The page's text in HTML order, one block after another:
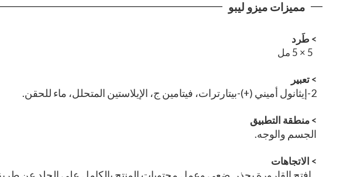
مميزات ميزو ليبو
> طَرد
5 × 5 مل
> تعبير
2-إيثانول أميني (+)-بيتارترات، فيتامين ج، الإيلاستين المتحلل، ماء للحقن.
> منطقة التطبيق
الجسم والوجه.
> الاتجاهات